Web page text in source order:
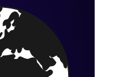
Condition
Neuf